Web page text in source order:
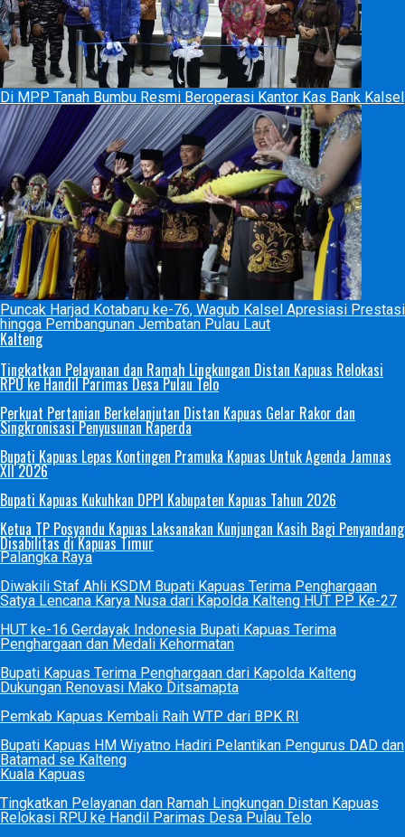
Di MPP Tanah Bumbu Resmi Beroperasi Kantor Kas Bank Kalsel
Puncak Harjad Kotabaru ke-76, Wagub Kalsel Apresiasi Prestasi
hingga Pembangunan Jembatan Pulau Laut
Kalteng
Tingkatkan Pelayanan dan Ramah Lingkungan Distan Kapuas Relokasi
RPU ke Handil Parimas Desa Pulau Telo
Perkuat Pertanian Berkelanjutan Distan Kapuas Gelar Rakor dan
Singkronisasi Penyusunan Raperda
Bupati Kapuas Lepas Kontingen Pramuka Kapuas Untuk Agenda Jamnas
XII 2026
Bupati Kapuas Kukuhkan DPPI Kabupaten Kapuas Tahun 2026
Ketua TP Posyandu Kapuas Laksanakan Kunjungan Kasih Bagi Penyandang
Disabilitas di Kapuas Timur
Palangka Raya
Diwakili Staf Ahli KSDM Bupati Kapuas Terima Penghargaan
Satya Lencana Karya Nusa dari Kapolda Kalteng HUT PP Ke-27
HUT ke-16 Gerdayak Indonesia Bupati Kapuas Terima
Penghargaan dan Medali Kehormatan
Bupati Kapuas Terima Penghargaan dari Kapolda Kalteng
Dukungan Renovasi Mako Ditsamapta
Pemkab Kapuas Kembali Raih WTP dari BPK RI
Bupati Kapuas HM Wiyatno Hadiri Pelantikan Pengurus DAD dan
Batamad se Kalteng
Kuala Kapuas
Tingkatkan Pelayanan dan Ramah Lingkungan Distan Kapuas
Relokasi RPU ke Handil Parimas Desa Pulau Telo